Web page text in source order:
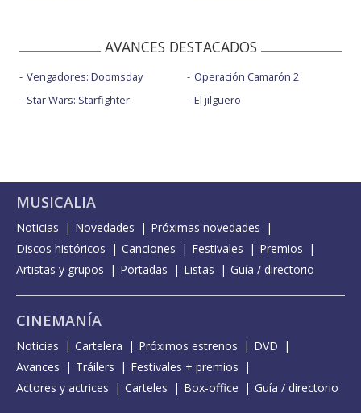
AVANCES DESTACADOS
Vengadores: Doomsday
Star Wars: Starfighter
Operación Camarón 2
El jilguero
MUSICALIA
Noticias Novedades
Próximas novedades
Discos históricos
Canciones Festivales
Premios
Artistas y grupos
Portadas Listas Guía / directorio
CINEMANÍA
Noticias Cartelera Próximos estrenos
DVD
Avances
Tráilers
Festivales + premios
Actores y actrices
Carteles Box-office Guía / directorio